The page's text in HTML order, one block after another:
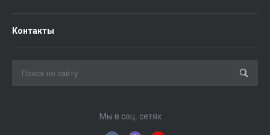
Контакты
Мы в соц. сетях